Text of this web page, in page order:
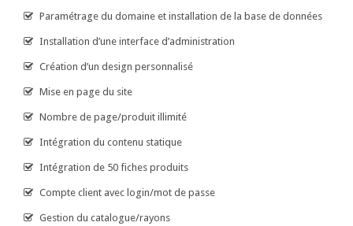
Paramétrage du domaine et installation de la base de données
Installation d’une interface d’administration
Création d’un design personnalisé
Mise en page du site
Nombre de page/produit illimité
Intégration du contenu statique
Intégration de 50 fiches produits
Compte client avec login/mot de passe
Gestion du catalogue/rayons